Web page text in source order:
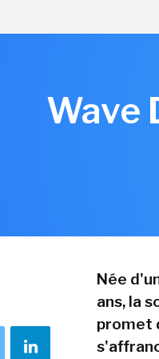
Wave
Née
ans, la
promet